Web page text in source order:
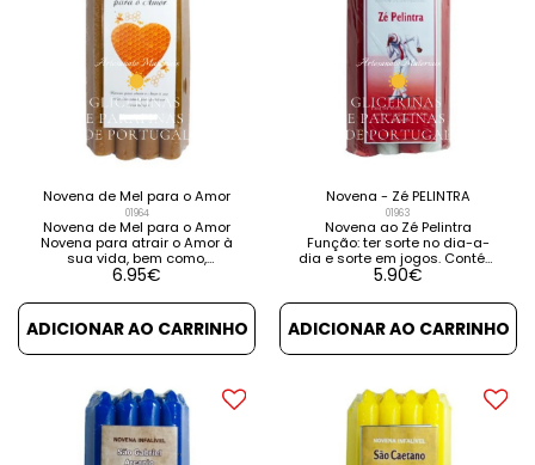
Novena de Mel para o Amor
01964
Novena de Mel para o Amor
Novena para atrair o Amor à
sua vida, bem como,
fortalecer a sua relação
e orações para cada um dos
9 dias. VER DETALHES VER
PRODUTOS RELACIONADOS
6.95€
ADICIONAR AO CARRINHO
Novena - Zé PELINTRA
01963
Novena ao Zé Pelintra
Função: ter sorte no dia-a-
dia e sorte em jogos. Contém
instruções e orações. VER
RELACIONADOS
5.90€
ADICIONAR AO CARRINHO